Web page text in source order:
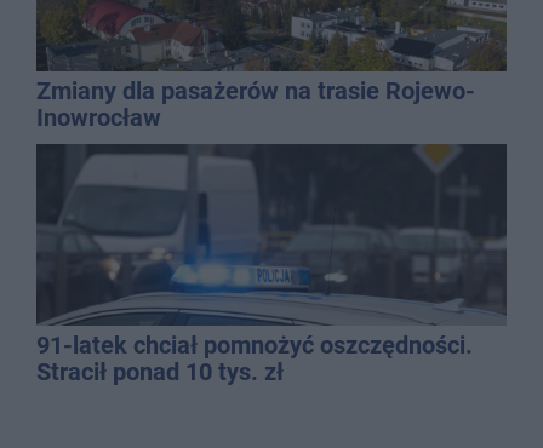
Zmiany dla pasażerów na trasie Rojewo-
Inowrocław
91-latek chciał pomnożyć oszczędności.
Stracił ponad 10 tys. zł